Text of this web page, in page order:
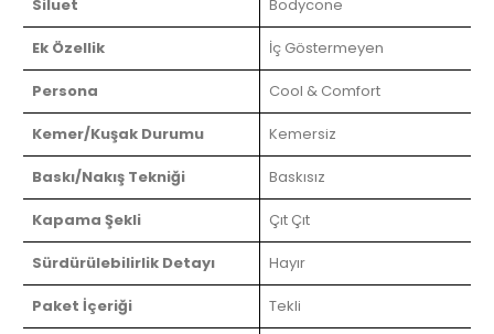
Siluet Bodycone
Ek Özellik İç Göstermeyen
Persona Cool & Comfort
Kemer/Kuşak Durumu Kemersiz
Baskı/Nakış Tekniği Baskısız
Kapama Şekli Çıt Çıt
Sürdürülebilirlik Detayı Hayır
Paket İçeriği Tekli